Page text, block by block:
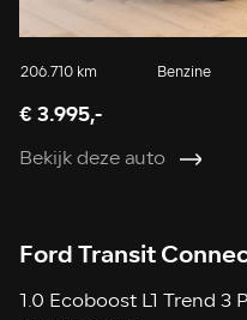
206.710 km Benzine
€ 3.995,-
Bekijk deze auto
Ford Transit
1.0 Ecoboost L1 Trend 3